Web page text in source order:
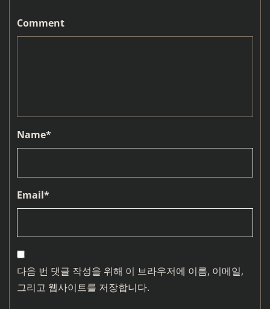
Comment
Name*
Email*
다음 번 댓글 작성을 위해 이 브라우저에 이름, 이메일,
그리고 웹사이트를 저장합니다.